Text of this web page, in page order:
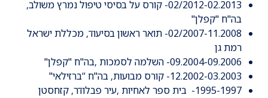
02/2012-02.2013- קורס על בסיסי טיפול נמרץ משולב,
בה"ח "קפלן"
02/2007-11.2008- תואר ראשון בסיעוד, מכללת ישראל
רמת גן
09.2004-09.2006- השלמה לסמכות ,בה"ח "קפלן"
12.2002-03.2003- קורס מבועות, בה"ח “ברזילאי"
1995-1997- בית ספר לאחיות ,עיר פבלודר, קזחסטן